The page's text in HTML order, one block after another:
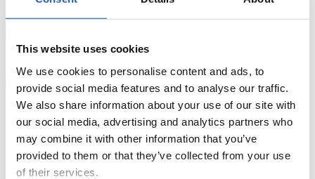
This website uses cookies
We use cookies to personalise content and ads, to
provide social media features and to analyse our traffic.
We also share information about your use of our site with
our social media, advertising and analytics partners who
may combine it with other information that you’ve
provided to them or that they’ve collected from your use
of their services.
Tippspiel
Naturbahn
Zielgruppen Anzeigen
Für Presse- und Medienvertreter
Hier finden Sie Informationen für Presse- und Medienvertreter. Sie
haben Zugriff auf Athletenbiographien und Informationen zu
Wettkämpfen. Außerdem können Sie Ihre Medienakkreditierung